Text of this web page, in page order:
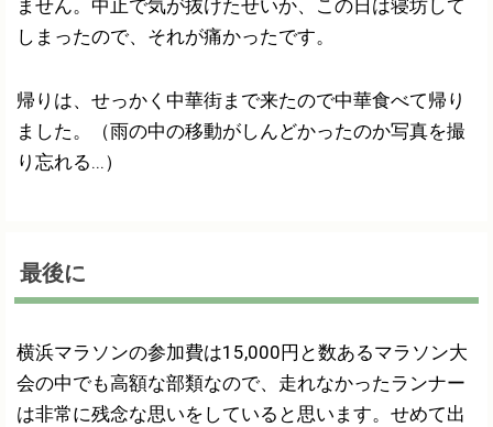
ません。中止で気が抜けたせいか、この日は寝坊して
しまったので、それが痛かったです。
帰りは、せっかく中華街まで来たので中華食べて帰り
ました。（雨の中の移動がしんどかったのか写真を撮
り忘れる...）
最後に
横浜マラソンの参加費は15,000円と数あるマラソン大
会の中でも高額な部類なので、走れなかったランナー
は非常に残念な思いをしていると思います。せめて出